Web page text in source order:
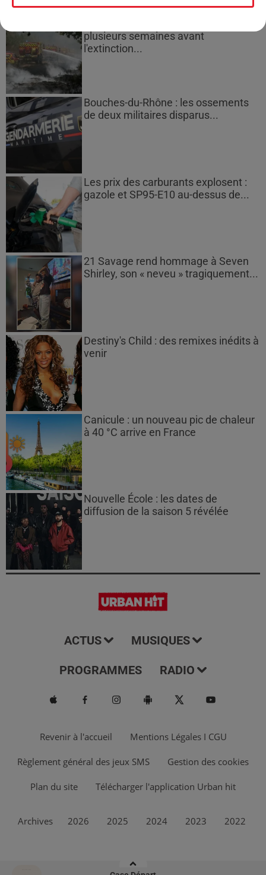
plusieurs semaines avant
l'extinction...
Bouches-du-Rhône : les ossements
de deux militaires disparus...
Les prix des carburants explosent :
gazole et SP95-E10 au-dessus de...
21 Savage rend hommage à Seven
Shirley, son « neveu » tragiquement...
Destiny's Child : des remixes inédits à
venir
Canicule : un nouveau pic de chaleur
à 40 °C arrive en France
Nouvelle École : les dates de
diffusion de la saison 5 révélée
ACTUS MUSIQUES
PROGRAMMES RADIO
Revenir à l'accueil Mentions Légales I CGU
Règlement général des jeux SMS Gestion des cookies
Plan du site Télécharger l'application Urban hit
Archives 2026 2025 2024 2023 2022